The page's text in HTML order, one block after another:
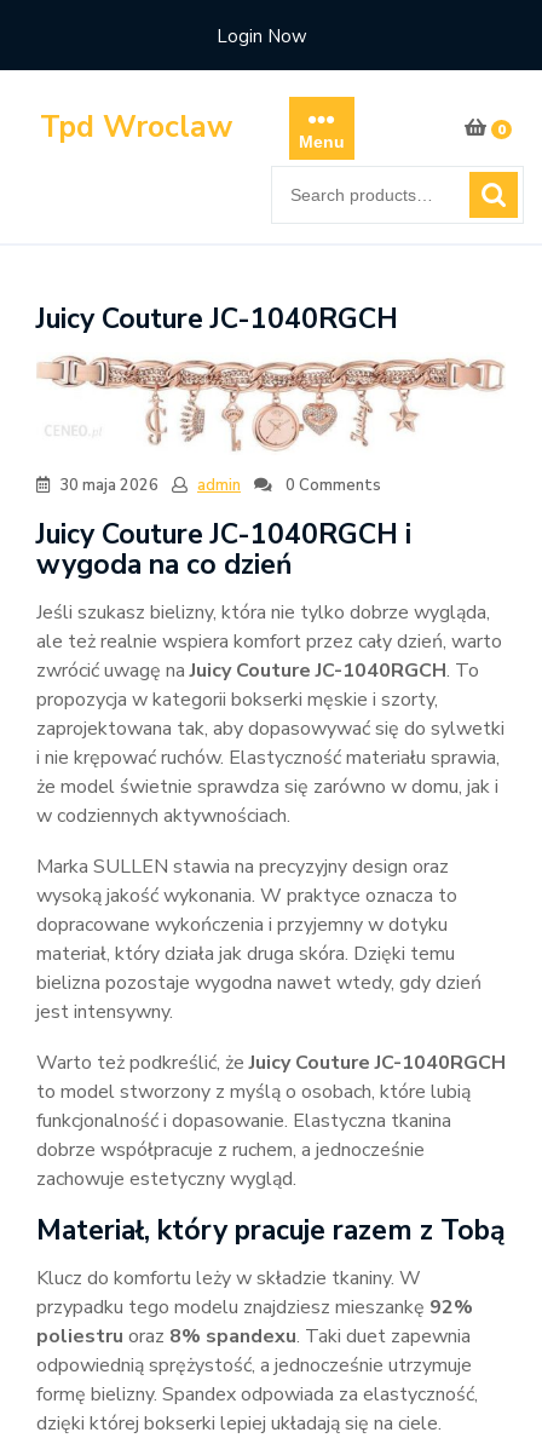
content
Login Now
Tpd Wroclaw Menu
0
for:
Juicy Couture JC-1040RGCH
30 maja 2026 admin 0 Comments
Juicy Couture JC-1040RGCH i
wygoda na co dzień
Jeśli szukasz bielizny, która nie tylko dobrze wygląda,
ale też realnie wspiera komfort przez cały dzień, warto
zwrócić uwagę naJuicy Couture JC-1040RGCH. To
propozycja w kategorii bokserki męskie i szorty,
zaprojektowana tak, aby dopasowywać się do sylwetki
i nie krępować ruchów. Elastyczność materiału sprawia,
że model świetnie sprawdza się zarówno w domu, jak i
w codziennych aktywnościach.
Marka SULLEN stawia na precyzyjny design oraz
wysoką jakość wykonania. W praktyce oznacza to
dopracowane wykończenia i przyjemny w dotyku
materiał, który działa jak druga skóra. Dzięki temu
bielizna pozostaje wygodna nawet wtedy, gdy dzień
jest intensywny.
Warto też podkreślić, żeJuicy Couture JC-1040RGCH
to model stworzony z myślą o osobach, które lubią
funkcjonalność i dopasowanie. Elastyczna tkanina
dobrze współpracuje z ruchem, a jednocześnie
zachowuje estetyczny wygląd.
Materiał, który pracuje razem z Tobą
Klucz do komfortu leży w składzie tkaniny. W
przypadku tego modelu znajdziesz mieszankę 92%
poliestru oraz 8% spandexu. Taki duet zapewnia
odpowiednią sprężystość, a jednocześnie utrzymuje
formę bielizny. Spandex odpowiada za elastyczność,
dzięki której bokserki lepiej układają się na ciele.